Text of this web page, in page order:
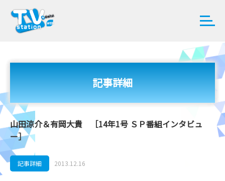
記事詳細
山田涼介＆有岡大貴 ［14年1号 ＳＰ番組インタビュ
ー］
記事詳細 2013.12.16